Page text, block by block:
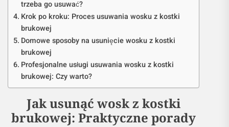
trzeba go usuwać?
Krok po kroku: Proces usuwania wosku z kostki
brukowej
Domowe sposoby na usunięcie wosku z kostki
brukowej
Profesjonalne usługi usuwania wosku z kostki
brukowej: Czy warto?
Jak usunąć wosk z kostki
brukowej: Praktyczne porady